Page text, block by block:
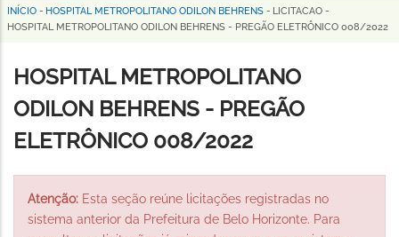
Horizonte
Trilha
navegação
INÍCIO - HOSPITAL METROPOLITANO ODILON BEHRENS - LICITACAO -
HOSPITAL METROPOLITANO ODILON BEHRENS - PREGÃO ELETRÔNICO 008/2022
HOSPITAL METROPOLITANO
ODILON BEHRENS - PREGÃO
ELETRÔNICO 008/2022
Atenção: Esta seção reúne licitações registradas no
sistema anterior da Prefeitura de Belo Horizonte. Para